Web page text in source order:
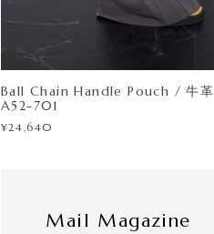
Ball Chain Handle Pouch / 牛
A52-701
¥24,640
Mail Magazine